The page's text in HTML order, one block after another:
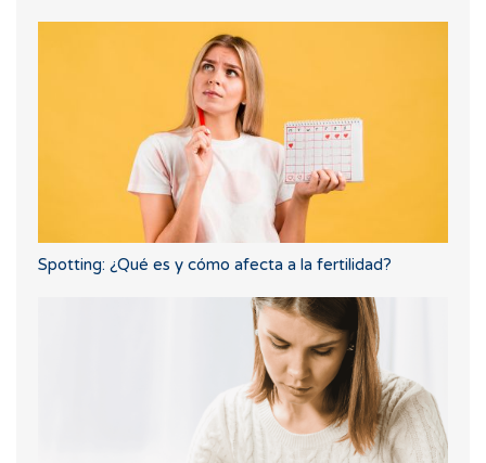
Spotting: ¿Qué es y cómo afecta a la fertilidad?